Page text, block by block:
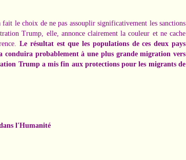
le choix de ne pas assouplir significativement les sanctions
Trump, elle, annonce clairement la couleur et ne cache
Le résultat est que les populations de ces deux pays
probablement à une plus grande migration vers
Trump a mis fin aux protections pour les migrants de
l'Humanité